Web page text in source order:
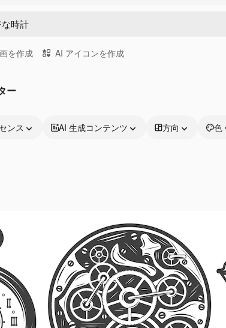
を作成 AI アイコンを作成
ー
ンス AI 生成コンテンツ 方向 色
イティブ制作を導くためのプラ
クリエイター、企業、代理
含む100万人以上が利用して
製品
Spaces
AI アシスタント
AI 画像生成ツール